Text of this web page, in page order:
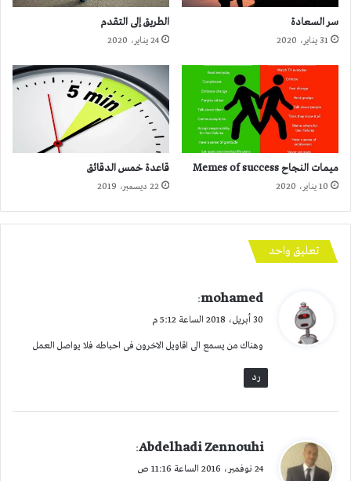
سر السعادة
31 يناير، 2020
الطريق إلى التقدم
24 يناير، 2020
ميمات النجاح Memes of success
10 يناير، 2020
قاعدة خمس الدقائق
22 ديسمبر، 2019
تعليق واحد
ي
ق
ل
mohamed
:
30 أبريل، 2018 الساعة 5:12 م
وهناك من يسمع الى اقاويل الاخرون فى احباطه فلا يواصل العمل
رد
يAbdelhadi Zennouhi
:
24 نوفمبر، 2016 الساعة 11:16 ص